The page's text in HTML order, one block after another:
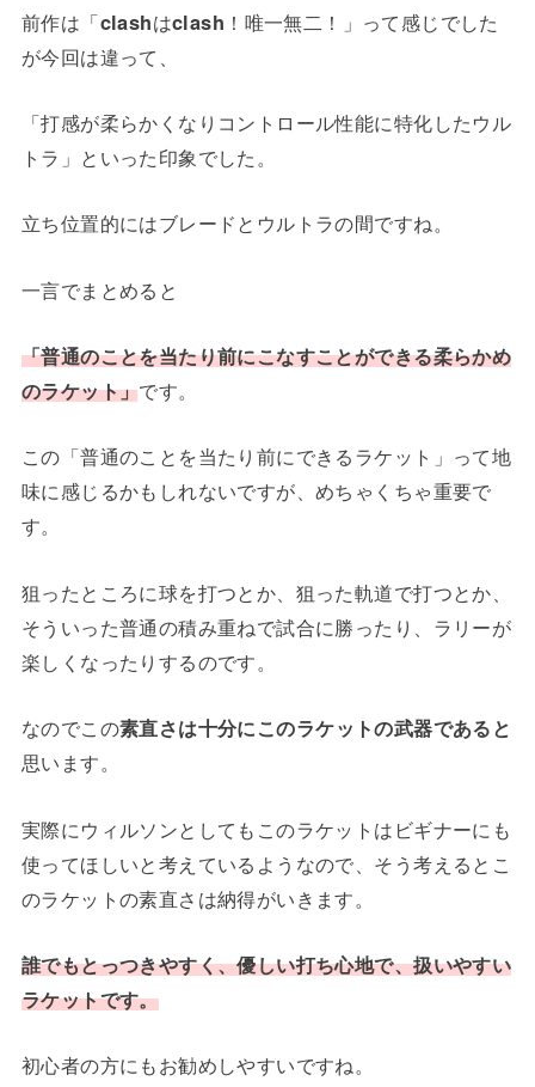
前作は「clashはclash ！唯一無二！」って感じでした
が今回は違って、
「打感が柔らかくなりコントロール性能に特化したウル
トラ」といった印象でした。
立ち位置的にはブレードとウルトラの間ですね。
一言でまとめると
「普通のことを当たり前にこなすことができる柔らかめ
のラケット」です。
この「普通のことを当たり前にできるラケット」って地
味に感じるかもしれないですが、めちゃくちゃ重要で
す。
狙ったところに球を打つとか、狙った軌道で打つとか、
そういった普通の積み重ねで試合に勝ったり、ラリーが
楽しくなったりするのです。
なのでこの素直さは十分にこのラケットの武器であると
思います。
実際にウィルソンとしてもこのラケットはビギナーにも
使ってほしいと考えているようなので、そう考えるとこ
のラケットの素直さは納得がいきます。
誰でもとっつきやすく、優しい打ち心地で、扱いやすい
ラケットです。
初心者の方にもお勧めしやすいですね。